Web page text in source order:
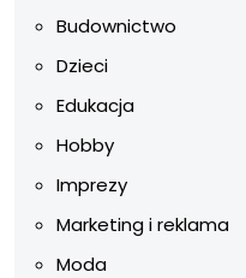
Budownictwo
Dzieci
Edukacja
Hobby
Imprezy
Marketing i reklama
Moda